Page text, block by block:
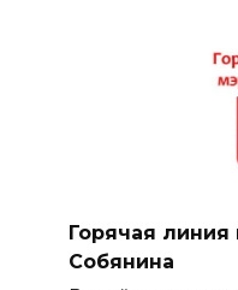
Горячая
Собянина